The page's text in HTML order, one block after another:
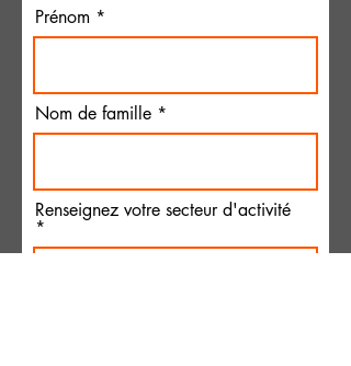
Prénom
Nom de famille
Renseignez votre secteur d'activité